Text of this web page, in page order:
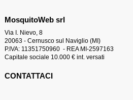
MosquitoWeb srl
Via I. Nievo, 8
20063 - Cernusco sul Naviglio (MI)
P.IVA: 11351750960 - REA MI-2597163
Capitale sociale 10.000 € int. versati
CONTATTACI